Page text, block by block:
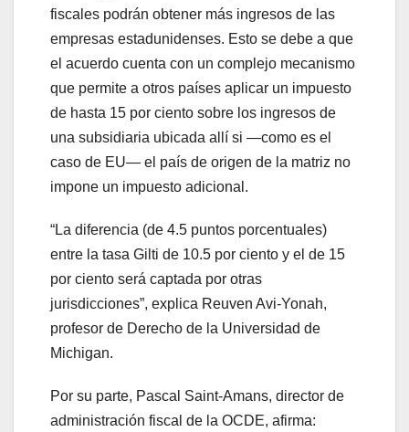
fiscales podrán obtener más ingresos de las
empresas estadunidenses. Esto se debe a que
el acuerdo cuenta con un complejo mecanismo
que permite a otros países aplicar un impuesto
de hasta 15 por ciento sobre los ingresos de
una subsidiaria ubicada allí si —como es el
caso de EU— el país de origen de la matriz no
impone un impuesto adicional.
“La diferencia (de 4.5 puntos porcentuales)
entre la tasa Gilti de 10.5 por ciento y el de 15
por ciento será captada por otras
jurisdicciones”, explica Reuven Avi-Yonah,
profesor de Derecho de la Universidad de
Michigan.
Por su parte, Pascal Saint-Amans, director de
administración fiscal de la OCDE, afirma: